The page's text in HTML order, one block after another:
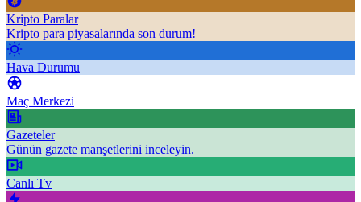
Kripto Paralar
Kripto para piyasalarında son durum!
Hava Durumu
Maç Merkezi
Gazeteler
Günün gazete manşetlerini inceleyin.
Canlı Tv